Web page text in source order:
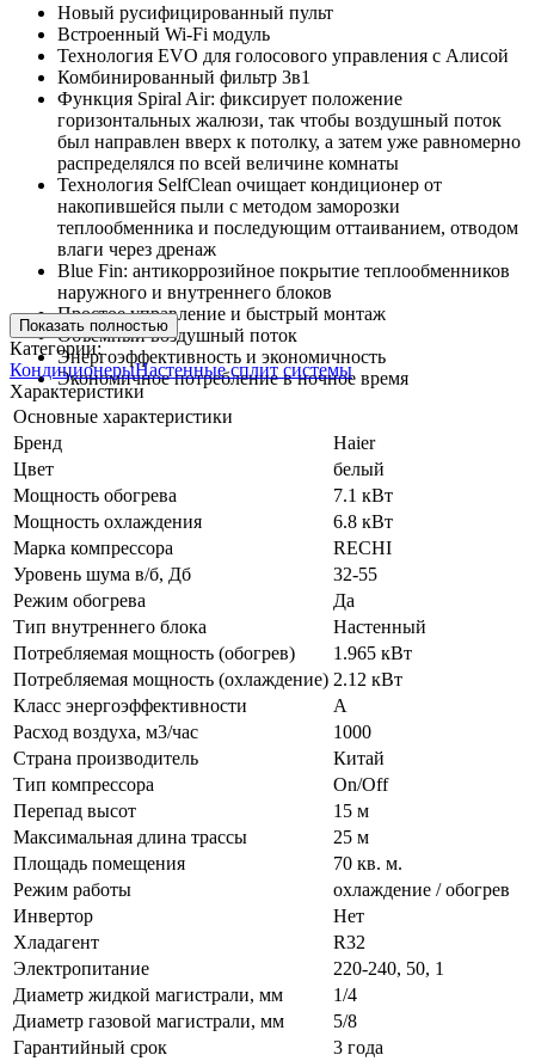
Новый русифицированный пульт
Встроенный Wi-Fi модуль
Технология EVO для голосового управления с Алисой
Комбинированный фильтр 3в1
Функция Spiral Air: фиксирует положение
горизонтальных жалюзи, так чтобы воздушный поток
был направлен вверх к потолку, а затем уже равномерно
распределялся по всей величине комнаты
Технология SelfClean очищает кондиционер от
накопившейся пыли с методом заморозки
теплообменника и последующим оттаиванием, отводом
влаги через дренаж
Blue Fin: антикоррозийное покрытие теплообменников
наружного и внутреннего блоков
Простое управление и быстрый монтаж
Объемный воздушный поток
Энергоэффективность и экономичность
Экономичное потребление в ночное время
Показать полностью
Категории:
КондиционерыНастенные сплит системы
Характеристики
Основные характеристики
Бренд
Haier
Цвет
белый
Мощность обогрева
7.1 кВт
Мощность охлаждения
6.8 кВт
Марка компрессора
RECHI
Уровень шума в/б, Дб
32-55
Режим обогрева
Да
Тип внутреннего блока
Настенный
Потребляемая мощность (обогрев)
1.965 кВт
Потребляемая мощность (охлаждение) 2.12 кВт
Класс энергоэффективности
A
Расход воздуха, м3/час
1000
Страна производитель
Китай
Тип компрессора
On/Off
Перепад высот
15 м
Максимальная длина трассы
25 м
Площадь помещения
70 кв. м.
Режим работы
охлаждение / обогрев
Инвертор
Нет
Хладагент
R32
Электропитание
220-240, 50, 1
Диаметр жидкой магистрали, мм
1/4
Диаметр газовой магистрали, мм
5/8
Гарантийный срок
3 года